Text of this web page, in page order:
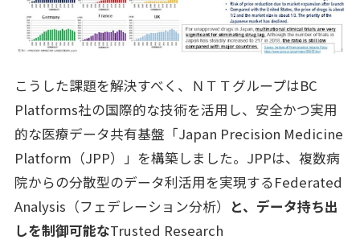
こうした課題を解決すべく、ＮＴＴグループはBC
Platforms社の国際的な技術を活用し、安全かつ実用
的な医療データ共有基盤「Japan Precision Medicine
Platform（JPP）」を構築しました。JPPは、複数病
院からの分散型のデータ利活用を実現するFederated
Analysis（フェデレーション分析）
と、データ持ち出
しを制御可能なTrusted Research